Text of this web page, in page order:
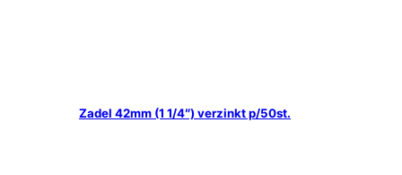
Zadel 42mm (1 1/4″) verzinkt p/50st.